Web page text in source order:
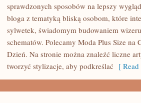
MAKIJAŻ
TWARZY
PLUS
SIZE
sprawdzonych sposobów na lepszy
bloga z tematyką bliską osobom, które
sylwetek, świadomym budowaniem
schematów. Polecamy Moda Plus Size na
Dzień. Na stronie można znaleźć liczne
tworzyć stylizacje, aby podkreślać [